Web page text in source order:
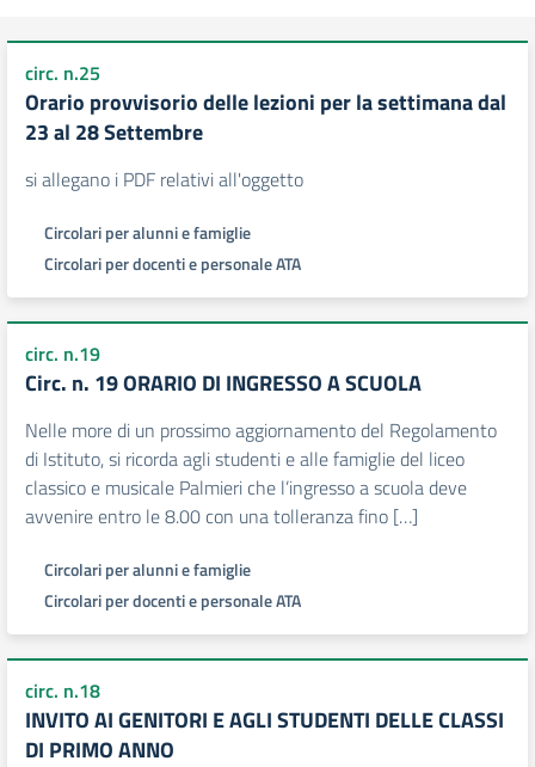
circ. n.25
Orario provvisorio delle lezioni per la settimana dal
23 al 28 Settembre
si allegano i PDF relativi all'oggetto
Circolari per alunni e famiglie
Circolari per docenti e personale ATA
circ. n.19
Circ. n. 19 ORARIO DI INGRESSO A SCUOLA
Nelle more di un prossimo aggiornamento del Regolamento
di Istituto, si ricorda agli studenti e alle famiglie del liceo
classico e musicale Palmieri che l’ingresso a scuola deve
avvenire entro le 8.00 con una tolleranza fino […]
Circolari per alunni e famiglie
Circolari per docenti e personale ATA
circ. n.18
INVITO AI GENITORI E AGLI STUDENTI DELLE CLASSI
DI PRIMO ANNO